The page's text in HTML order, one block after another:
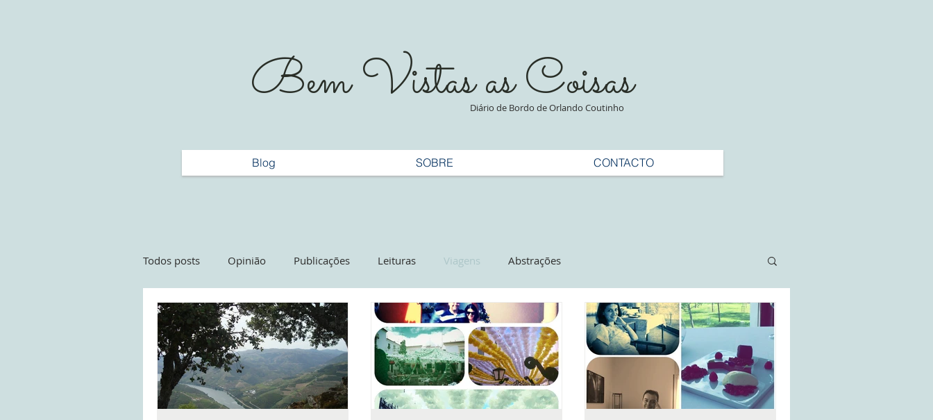
Bem Vistas as Coisas
Diário de Bordo de Orlando Coutinho
Blog SOBRE CONTACTO
Todos posts Opinião Publicações Leituras Viagens Abstrações